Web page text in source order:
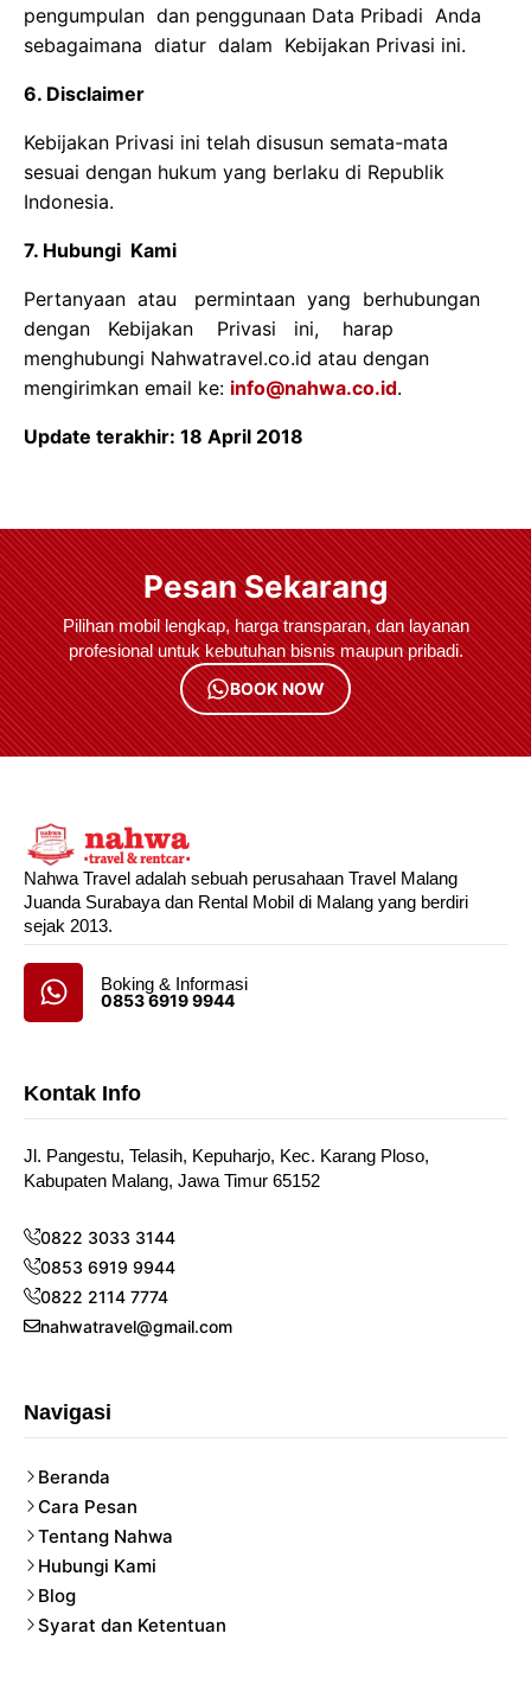
pengumpulan dan penggunaan Data Pribadi Anda
sebagaimana diatur dalam Kebijakan Privasi ini.
6. Disclaimer
Kebijakan Privasi ini telah disusun semata-mata
sesuai dengan hukum yang berlaku di Republik
Indonesia.
7. Hubungi Kami
Pertanyaan atau permintaan yang berhubungan
dengan Kebijakan Privasi ini, harap
menghubungi Nahwatravel.co.id atau dengan
mengirimkan email ke: info@nahwa.co.id.
Update terakhir: 18 April 2018
Pesan Sekarang
Pilihan mobil lengkap, harga transparan, dan layanan
profesional untuk kebutuhan bisnis maupun pribadi.
BOOK NOW
Nahwa Travel adalah sebuah perusahaan Travel Malang
Juanda Surabaya dan Rental Mobil di Malang yang berdiri
sejak 2013.
Boking & Informasi
0853 6919 9944
Kontak Info
Jl. Pangestu, Telasih, Kepuharjo, Kec. Karang Ploso,
Kabupaten Malang, Jawa Timur 65152
0822 3033 3144
0853 6919 9944
0822 2114 7774
nahwatravel@gmail.com
Navigasi
Beranda
Cara Pesan
Tentang Nahwa
Hubungi Kami
Blog
Syarat dan Ketentuan